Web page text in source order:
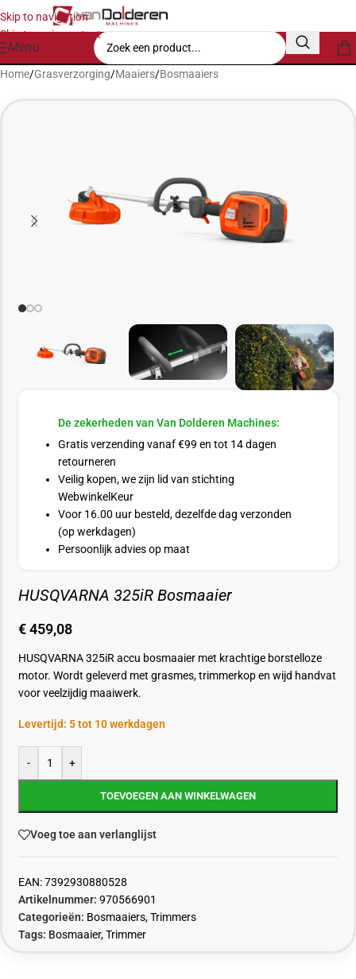
Skip to navigation
Skip to main content
Menu
Home/Grasverzorging/Maaiers/Bosmaaiers
De zekerheden van Van Dolderen Machines:
Gratis verzending vanaf €99 en tot 14 dagen
retourneren
Veilig kopen, we zijn lid van stichting
WebwinkelKeur
Voor 16.00 uur besteld, dezelfde dag verzonden
(op werkdagen)
Persoonlijk advies op maat
HUSQVARNA 325iR Bosmaaier
€459,08
HUSQVARNA 325iR accu bosmaaier met krachtige borstelloze
motor. Wordt geleverd met grasmes, trimmerkop en wijd handvat
voor veelzijdig maaiwerk.
Levertijd: 5 tot 10 werkdagen
- +
TOEVOEGEN AAN WINKELWAGEN
Voeg toe aan verlanglijst
EAN:7392930880528
Artikelnummer: 970566901
Categorieën: Bosmaaiers,Trimmers
Tags: Bosmaaier,Trimmer